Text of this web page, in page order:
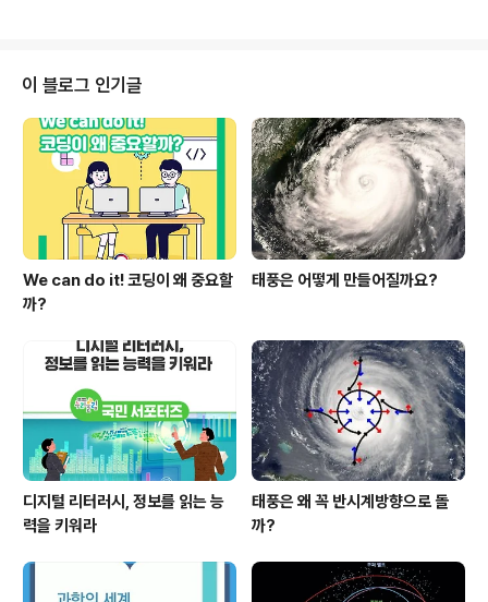
문화가 대중 매체로 인해 대중들이 향유할 수 있는 영역으
로 확장된 것입니다. 기존의 대중 매체는 책, 잡지, 신문, 영
화, 라디오, 텔레비전 등과 같이 획일화된 내용을 일방적으
로 전달하는 특징을 가지고 있습니다. 즉, 대중은 대중 매체
가 전달하는 내용을 일방적이고 수동적으로 받아들이는 방
식입니다. ▲기존의 대중 매체(출처:..
이 블로그 인기글
We can do it! 코딩이 왜 중요할
까?
태풍은 어떻게 만들어질까요?
디지털 리터러시, 정보를 읽는 능
력을 키워라
태풍은 왜 꼭 반시계방향으로 돌
까?